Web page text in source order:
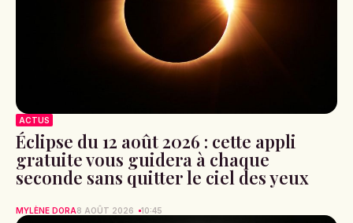
ACTUS
Éclipse du 12 août 2026 : cette appli
gratuite vous guidera à chaque
seconde sans quitter le ciel des yeux
MYLÈNE DORA8 AOÛT 2026 10:45